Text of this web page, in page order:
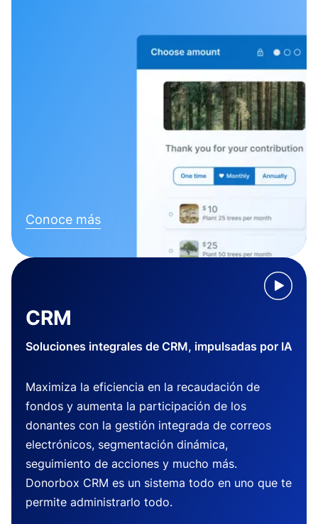
Conoce más
CRM
Soluciones integrales de CRM, impulsadas por IA
Maximiza la eficiencia en la recaudación de
fondos y aumenta la participación de los
donantes con la gestión integrada de correos
electrónicos, segmentación dinámica,
seguimiento de acciones y mucho más.
Donorbox CRM es un sistema todo en uno que te
permite administrarlo todo.